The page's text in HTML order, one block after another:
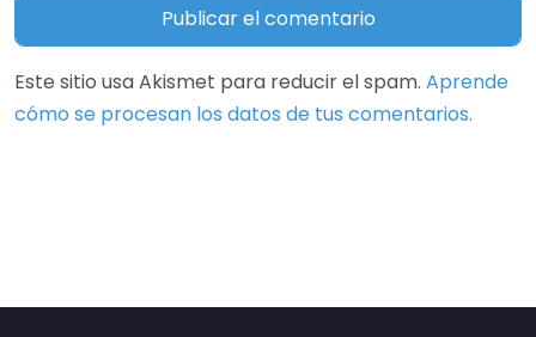
Este sitio usa Akismet para reducir el spam. Aprende
cómo se procesan los datos de tus comentarios.